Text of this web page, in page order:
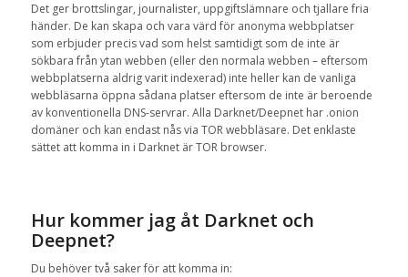
Det ger brottslingar, journalister, uppgiftslämnare och tjallare fria
händer. De kan skapa och vara värd för anonyma webbplatser
som erbjuder precis vad som helst samtidigt som de inte är
sökbara från ytan webben (eller den normala webben – eftersom
webbplatserna aldrig varit indexerad) inte heller kan de vanliga
webbläsarna öppna sådana platser eftersom de inte är beroende
av konventionella DNS-servrar. Alla Darknet/Deepnet har .onion
domäner och kan endastnåsvia TOR webbläsare. Det enklaste
sättet att komma in i Darknet är TOR browser.
Hur kommer jag åt Darknet och
Deepnet?
Du behöver två saker för att komma in: